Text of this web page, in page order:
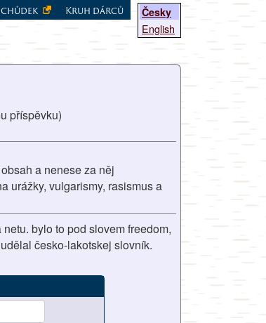
Česky
English
Kruh dárců
příspěvku)
a nenese za něj
urážky, vulgarismy, rasismus a
bylo to pod slovem freedom,
česko-lakotskej slovník.